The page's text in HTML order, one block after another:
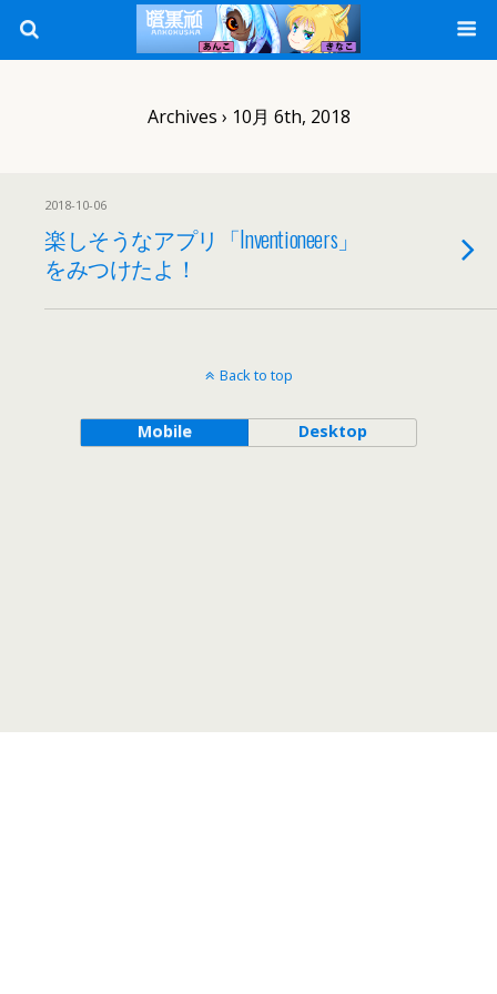
Archives › 10月 6th, 2018
2018-10-06
楽しそうなアプリ「Inventioneers」
をみつけたよ！
Back to top
Mobile Desktop